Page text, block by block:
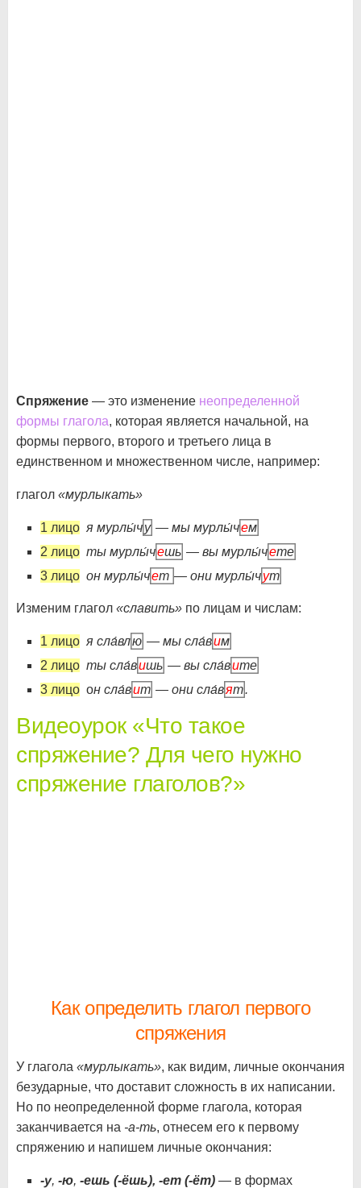
Спряжение — это изменение неопределенной
формы глагола, которая является начальной, на
формы первого, второго и третьего лица в
единственном и множественном числе, например:
глагол «мурлыкать»
1 лицо я мурлы́чу — мы мурлы́чем
2 лицо ты мурлы́чешь — вы мурлы́чете
3 лицо он мурлы́чет — они мурлы́чут
Изменим глагол «славить» по лицам и числам:
1 лицо я сла́влю — мы сла́вим
2 лицо ты сла́вишь — вы сла́вите
3 лицо он сла́вит — они сла́вят.
Видеоурок «Что такое
спряжение? Для чего нужно
спряжение глаголов?»
Как определить глагол первого
спряжения
У глагола «мурлыкать», как видим, личные окончания
безударные, что доставит сложность в их написании.
Но по неопределенной форме глагола, которая
заканчивается на -а-ть, отнесем его к первому
спряжению и напишем личные окончания:
-у, -ю, -ешь (-ёшь), -ет (-ёт) — в формах